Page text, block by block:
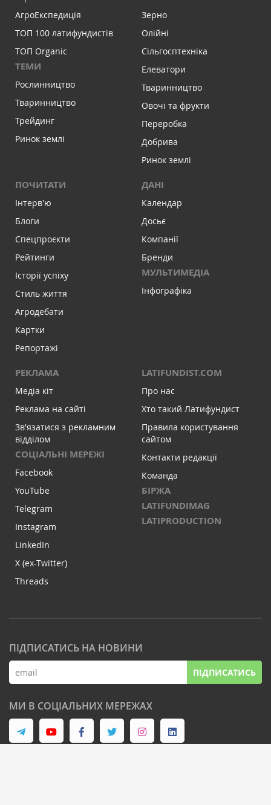
АгроЕкспедиція
ТОП 100 латифундистів
ТОП Organic
ТЕМИ
Рослинництво
Тваринництво
Трейдинг
Ринок землі
Зерно
Олійні
Сільгосптехніка
Елеватори
Тваринництво
Овочі та фрукти
Переробка
Добрива
Ринок землі
ПОЧИТАТИ
Інтервʼю
Блоги
Спецпроєкти
Рейтинги
Історії успіху
Стиль життя
Агродебати
Картки
Репортажі
ДАНІ
Календар
Досьє
Компанії
Бренди
МУЛЬТИМЕДІА
Інфографіка
РЕКЛАМА
Медіа кіт
Реклама на сайті
Зв'язатися з рекламним
відділом
СОЦІАЛЬНІ МЕРЕЖІ
Facebook
YouTube
Telegram
Instagram
LinkedIn
X (ex-Twitter)
Threads
LATIFUNDIST.COM
Про нас
Хто такий Латифундист
Правила користування
сайтом
Контакти редакції
Команда
БІРЖА
LATIFUNDIMAG
LATIPRODUCTION
ПІДПИСАТИСЬ НА НОВИНИ
ПІДПИСАТИСЬ
МИ В СОЦІАЛЬНИХ МЕРЕЖАХ